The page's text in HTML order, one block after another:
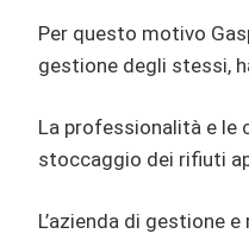
Per questo motivo
gestione degli stessi,
La professionalità e le
stoccaggio dei rifiuti
L’azienda di gestione